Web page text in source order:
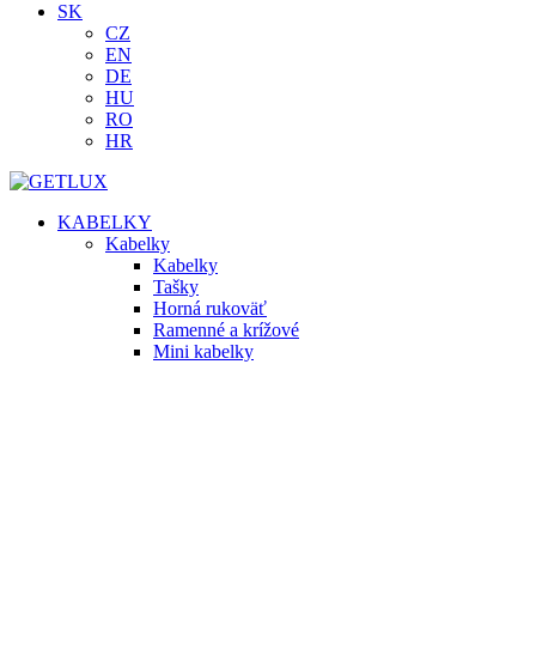
SK
CZ
EN
DE
HU
RO
HR
KABELKY
Kabelky
Kabelky
Tašky
Horná rukoväť
Ramenné a krížové
Mini kabelky